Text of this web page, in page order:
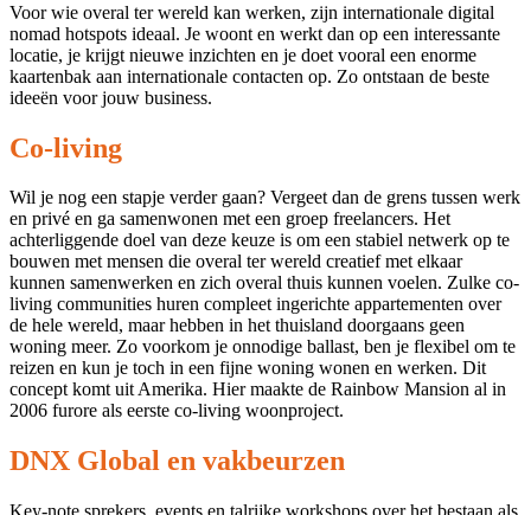
Voor wie overal ter wereld kan werken, zijn internationale digital
nomad hotspots ideaal. Je woont en werkt dan op een interessante
locatie, je krijgt nieuwe inzichten en je doet vooral een enorme
kaartenbak aan internationale contacten op. Zo ontstaan de beste
ideeën voor jouw business.
Co-living
Wil je nog een stapje verder gaan? Vergeet dan de grens tussen werk
en privé en ga samenwonen met een groep freelancers. Het
achterliggende doel van deze keuze is om een stabiel netwerk op te
bouwen met mensen die overal ter wereld creatief met elkaar
kunnen samenwerken en zich overal thuis kunnen voelen. Zulke co-
living communities huren compleet ingerichte appartementen over
de hele wereld, maar hebben in het thuisland doorgaans geen
woning meer. Zo voorkom je onnodige ballast, ben je flexibel om te
reizen en kun je toch in een fijne woning wonen en werken. Dit
concept komt uit Amerika. Hier maakte de Rainbow Mansion al in
2006 furore als eerste co-living woonproject.
DNX Global en vakbeurzen